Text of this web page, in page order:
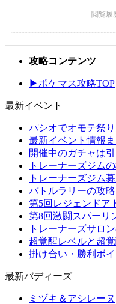
攻略コンテンツ
▶ポケマス攻略TOP
最新イベント
パシオでオモテ祭り
最新イベント情報
開催中のガチャは
トレーナーズジム
トレーナーズジム
バトルラリーの攻略
第5回レジェンドア
第8回激闘スパーリ
トレーナーズサロ
超覚醒レベルと超
掛け合い・勝利ボ
最新バディーズ
ミヅキ＆アシレーヌ